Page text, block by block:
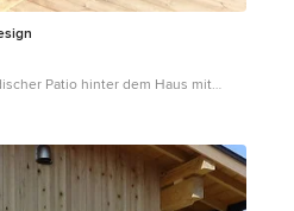
Patio hinter dem Haus mit